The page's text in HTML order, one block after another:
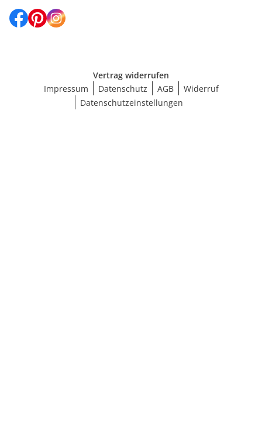
Vertrag widerrufen
Impressum
Datenschutz AGB
Widerruf
Datenschutzeinstellungen